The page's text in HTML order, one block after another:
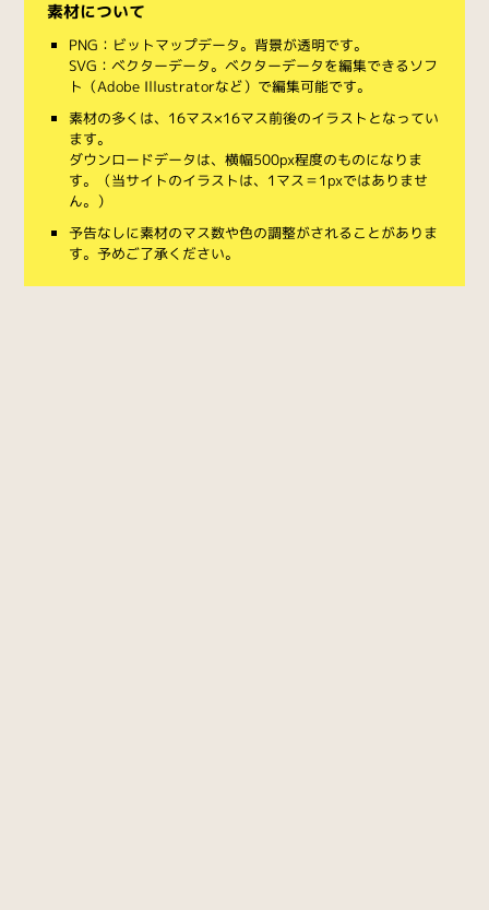
素材について
PNG：ビットマップデータ。背景が透明です。
SVG：ベクターデータ。ベクターデータを編集できるソフ
ト（Adobe Illustratorなど）で編集可能です。
素材の多くは、16マス×16マス前後のイラストとなってい
ます。
ダウンロードデータは、横幅500px程度のものになりま
す。（当サイトのイラストは、1マス＝1pxではありませ
ん。）
予告なしに素材のマス数や色の調整がされることがありま
す。予めご了承ください。